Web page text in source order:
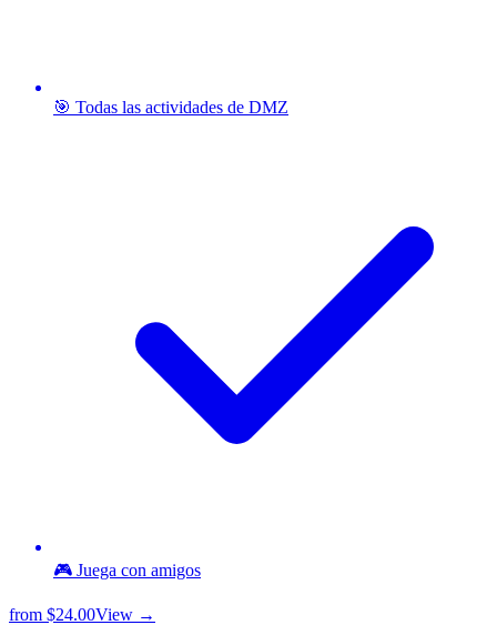
🎯 Todas las actividades de DMZ
🎮 Juega con amigos
from $24.00View →